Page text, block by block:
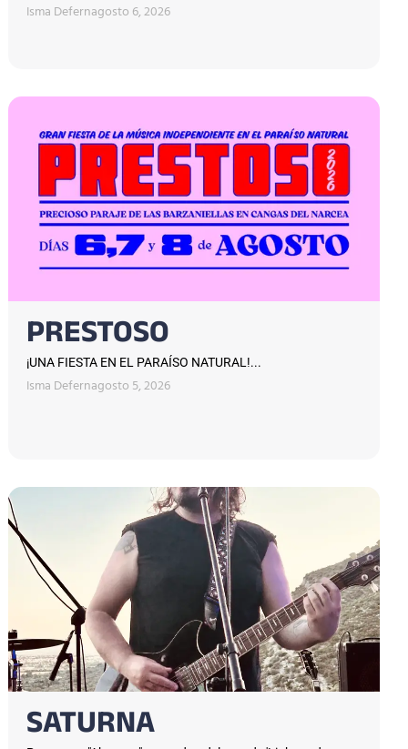
Isma Defernagosto 6, 2026
PRESTOSO
¡UNA FIESTA EN EL PARAÍSO NATURAL!...
Isma Defernagosto 5, 2026
SATURNA